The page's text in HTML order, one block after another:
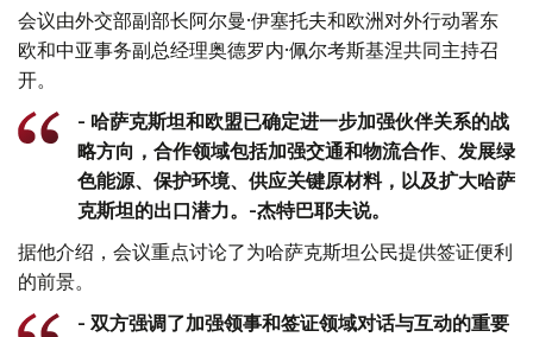
会议由外交部副部长阿尔曼·伊塞托夫和欧洲对外行动署东
欧和中亚事务副总经理奥德罗内·佩尔考斯基涅共同主持召
开。
- 哈萨克斯坦和欧盟已确定进一步加强伙伴关系的战
略方向，合作领域包括加强交通和物流合作、发展绿
色能源、保护环境、供应关键原材料，以及扩大哈萨
克斯坦的出口潜力。-杰特巴耶夫说。
据他介绍，会议重点讨论了为哈萨克斯坦公民提供签证便利
的前景。
- 双方强调了加强领事和签证领域对话与互动的重要